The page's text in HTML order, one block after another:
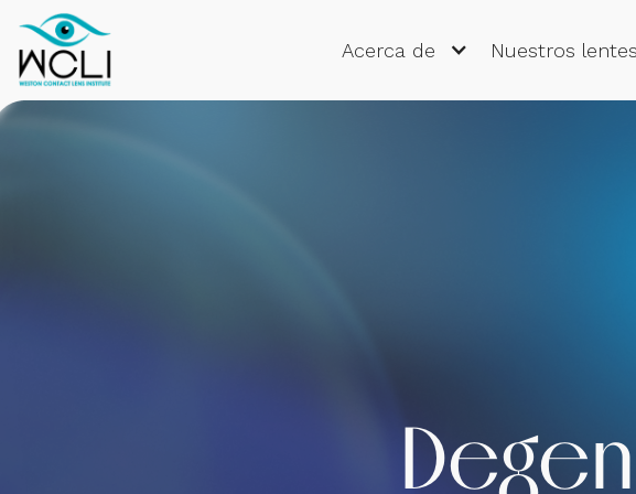
Acerca de Nuestros lentes